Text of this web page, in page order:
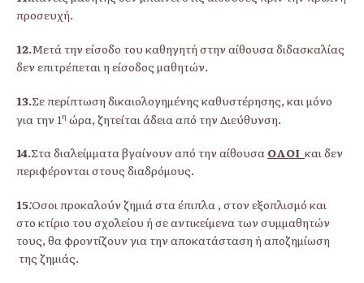
προσευχή.
12.Μετά την είσοδο του καθηγητή στην αίθουσα διδασκαλίας
δεν επιτρέπεται η είσοδος μαθητών.
13.Σε περίπτωση δικαιολογημένης καθυστέρησης, και μόνο
για την 1η ώρα, ζητείται άδεια από την Διεύθυνση.
14.Στα διαλείμματα βγαίνουν από την αίθουσα ΟΛΟΙ και δεν
περιφέρονται στους διαδρόμους.
15.Όσοι προκαλούν ζημιά στα έπιπλα , στον εξοπλισμό και
στο κτίριο του σχολείου ή σε αντικείμενα των συμμαθητών
τους, θα φροντίζουν για την αποκατάσταση ή αποζημίωση
της ζημιάς.